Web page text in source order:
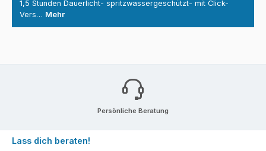
1,5 Stunden Dauerlicht- spritzwassergeschützt- mit Click-
Vers… Mehr
Persönliche Beratung
Lass dich beraten!